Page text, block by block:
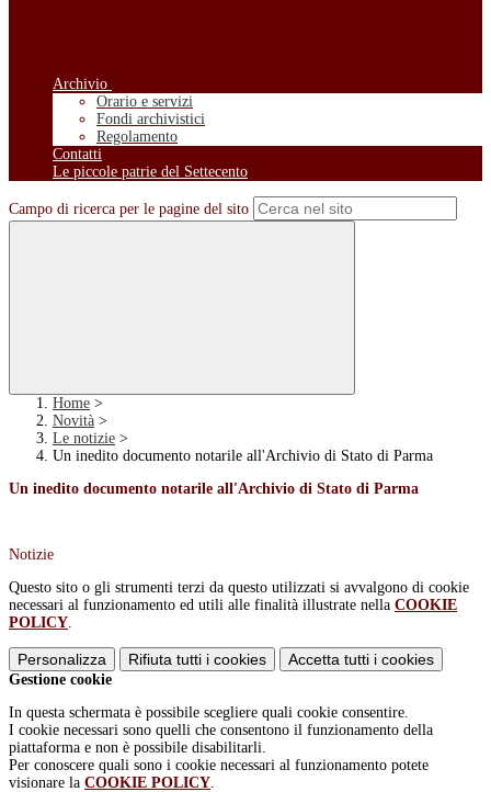
Archivio
Orario e servizi
Fondi archivistici
Regolamento
Contatti
Le piccole patrie del Settecento
Campo di ricerca per le pagine del sito
Home >
Novità >
Le notizie >
Un inedito documento notarile all'Archivio di Stato di Parma
Un inedito documento notarile all'Archivio di Stato di Parma
Notizie
Questo sito o gli strumenti terzi da questo utilizzati si avvalgono di cookie
necessari al funzionamento ed utili alle finalità illustrate nella COOKIE
POLICY.
Personalizza Rifiuta tutti i cookies Accetta tutti i cookies
Gestione cookie
In questa schermata è possibile scegliere quali cookie consentire.
I cookie necessari sono quelli che consentono il funzionamento della
piattaforma e non è possibile disabilitarli.
Per conoscere quali sono i cookie necessari al funzionamento potete
visionare la COOKIE POLICY.